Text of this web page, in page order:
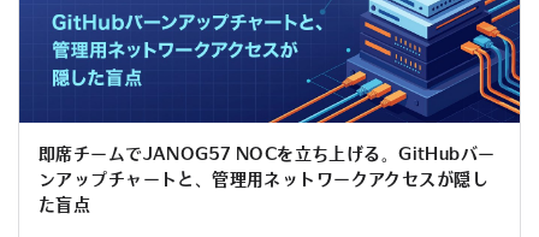
即席チームでJANOG57 NOCを立ち上げる。GitHubバー
ンアップチャートと、管理用ネットワークアクセスが隠し
た盲点